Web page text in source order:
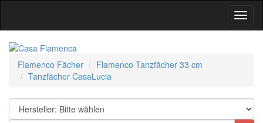
Flamenco Fächer
Flamenco Tanzfächer 33 cm
Tanzfächer CasaLucia